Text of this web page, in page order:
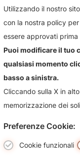
Contattaci!
Contattaci per
suoi prodotti, sarà
celermente
Utilizzando il nostro
con la nostra policy
essere approvati
Puoi modificare il tuo
qualsiasi momento
basso a sinistra.
Cliccando sulla X in
memorizzazione dei
Preferenze Cookie:
Cookie funzionali